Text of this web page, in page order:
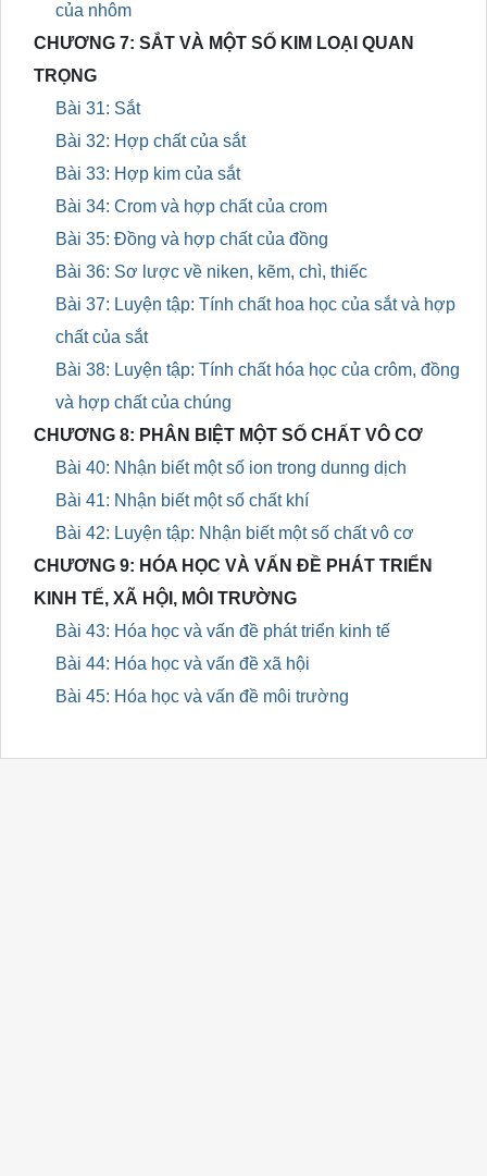
của nhôm
CHƯƠNG 7: SẮT VÀ MỘT SỐ KIM LOẠI QUAN
TRỌNG
Bài 31: Sắt
Bài 32: Hợp chất của sắt
Bài 33: Hợp kim của sắt
Bài 34: Crom và hợp chất của crom
Bài 35: Đồng và hợp chất của đồng
Bài 36: Sơ lược về niken, kẽm, chì, thiếc
Bài 37: Luyện tập: Tính chất hoa học của sắt và hợp
chất của sắt
Bài 38: Luyện tập: Tính chất hóa học của crôm, đồng
và hợp chất của chúng
CHƯƠNG 8: PHÂN BIỆT MỘT SỐ CHẤT VÔ CƠ
Bài 40: Nhận biết một số ion trong dunng dịch
Bài 41: Nhận biết một số chất khí
Bài 42: Luyện tập: Nhận biết một số chất vô cơ
CHƯƠNG 9: HÓA HỌC VÀ VẤN ĐỀ PHÁT TRIỂN
KINH TẾ, XÃ HỘI, MÔI TRƯỜNG
Bài 43: Hóa học và vấn đề phát triển kinh tế
Bài 44: Hóa học và vấn đề xã hội
Bài 45: Hóa học và vấn đề môi trường